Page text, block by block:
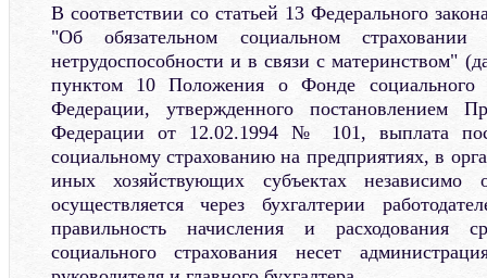
В соответствии со статьей 13 Федерального
"Об обязательном социальном
нетрудоспособности и в связи с материнством"
пунктом 10 Положения о Фонде социального
Федерации, утвержденного постановлением
Федерации от 12.02.1994 № 101, выплата
социальному страхованию на предприятиях, в
иных хозяйствующих субъектах независимо
осуществляется через бухгалтерии
правильность начисления и расходования
социального страхования несет